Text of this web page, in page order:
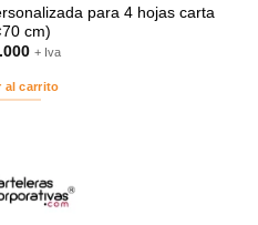
para 4 hojas carta
cm)
+ Iva
al carrito